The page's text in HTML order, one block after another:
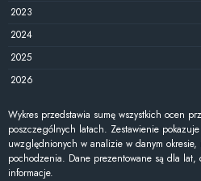
2023
2024
2025
2026
Wykres przedstawia sumę wszystkich ocen
poszczególnych latach. Zestawienie
uwzględnionych w analizie w danym
pochodzenia. Dane prezentowane są dla lat,
informacje.